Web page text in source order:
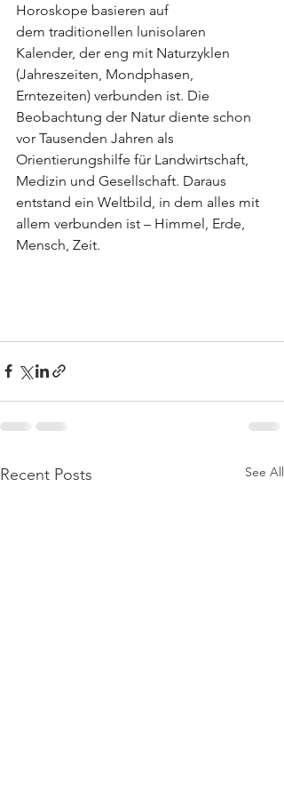
Horoskope basieren auf
dem traditionellen lunisolaren
Kalender, der eng mit Naturzyklen
(Jahreszeiten, Mondphasen,
Erntezeiten) verbunden ist. Die
Beobachtung der Natur diente schon
vor Tausenden Jahren als
Orientierungshilfe für Landwirtschaft,
Medizin und Gesellschaft. Daraus
entstand ein Weltbild, in dem alles mit
allem verbunden ist – Himmel, Erde,
Mensch, Zeit.
Recent Posts See All